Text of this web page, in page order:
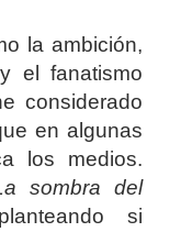
la ambición,
el fanatismo
considerado
en algunas
los medios.
sombra del
si